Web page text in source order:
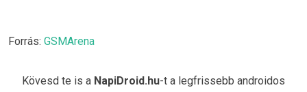
Forrás: GSMArena
Kövesd te is a NapiDroid.hu-t a legfrissebb androidos